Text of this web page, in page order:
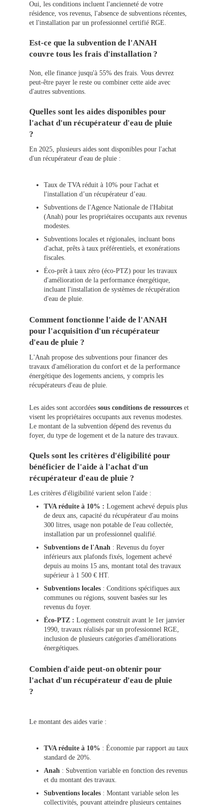
Oui, les conditions incluent l'ancienneté de votre
résidence, vos revenus, l'absence de subventions récentes,
et l'installation par un professionnel certifié RGE.
Est-ce que la subvention de l'ANAH
couvre tous les frais d'installation ?
Non, elle finance jusqu'à 55% des frais. Vous devrez
peut-être payer le reste ou combiner cette aide avec
d'autres subventions.
Quelles sont les aides disponibles pour
l'achat d'un récupérateur d'eau de pluie
?
En 2025, plusieurs aides sont disponibles pour l'achat
d'un récupérateur d'eau de pluie :
Taux de TVA réduit à 10% pour l'achat et
l'installation d’un récupérateur d’eau.
Subventions de l'Agence Nationale de l'Habitat
(Anah) pour les propriétaires occupants aux revenus
modestes.
Subventions locales et régionales, incluant bons
d'achat, prêts à taux préférentiels, et exonérations
fiscales.
Éco-prêt à taux zéro (éco-PTZ) pour les travaux
d'amélioration de la performance énergétique,
incluant l'installation de systèmes de récupération
d'eau de pluie.
Comment fonctionne l'aide de l'ANAH
pour l'acquisition d'un récupérateur
d'eau de pluie ?
L'Anah propose des subventions pour financer des
travaux d'amélioration du confort et de la performance
énergétique des logements anciens, y compris les
récupérateurs d'eau de pluie.
Les aides sont accordées sous conditions de ressources et
visent les propriétaires occupants aux revenus modestes.
Le montant de la subvention dépend des revenus du
foyer, du type de logement et de la nature des travaux.
Quels sont les critères d'éligibilité pour
bénéficier de l'aide à l'achat d'un
récupérateur d'eau de pluie ?
Les critères d'éligibilité varient selon l'aide :
TVA réduite à 10% : Logement achevé depuis plus
de deux ans, capacité du récupérateur d'au moins
300 litres, usage non potable de l'eau collectée,
installation par un professionnel qualifié.
Subventions de l'Anah : Revenus du foyer
inférieurs aux plafonds fixés, logement achevé
depuis au moins 15 ans, montant total des travaux
supérieur à 1 500 € HT.
Subventions locales : Conditions spécifiques aux
communes ou régions, souvent basées sur les
revenus du foyer.
Éco-PTZ : Logement construit avant le 1er janvier
1990, travaux réalisés par un professionnel RGE,
inclusion de plusieurs catégories d'améliorations
énergétiques.
Combien d'aide peut-on obtenir pour
l'achat d'un récupérateur d'eau de pluie
?
Le montant des aides varie :
TVA réduite à 10% : Économie par rapport au taux
standard de 20%.
Anah : Subvention variable en fonction des revenus
et du montant des travaux.
Subventions locales : Montant variable selon les
collectivités, pouvant atteindre plusieurs centaines